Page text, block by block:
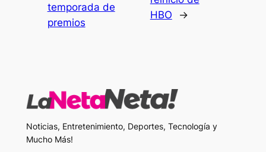
temporada de
premios
HBO
→
Noticias, Entretenimiento, Deportes, Tecnología y
Mucho Más!